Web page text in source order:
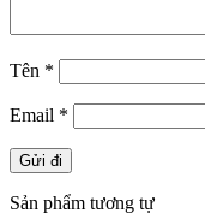
Tên *
Email *
Sản phẩm tương tự